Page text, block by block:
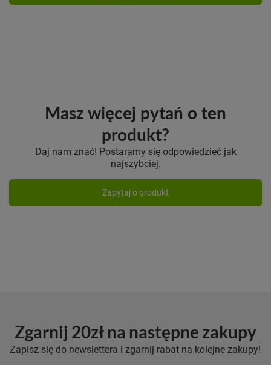
Masz więcej pytań o ten
produkt?
Daj nam znać! Postaramy się odpowiedzieć jak
najszybciej.
Zapytaj o produkt
Zgarnij 20zł na następne zakupy
Zapisz się do newslettera i zgarnij rabat na kolejne zakupy!